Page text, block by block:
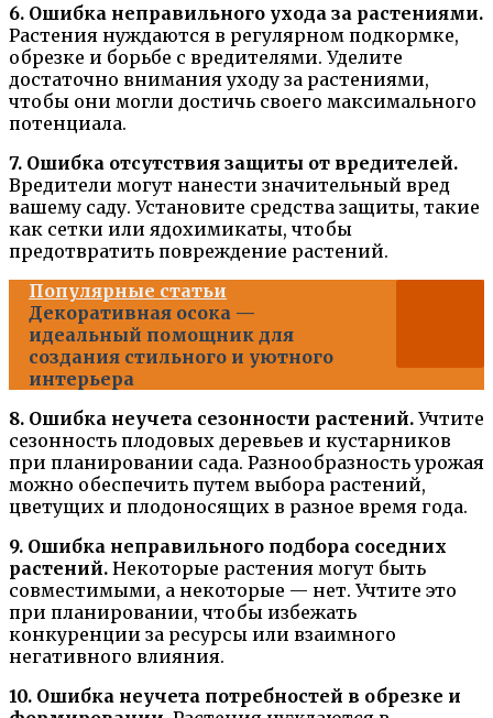
6. Ошибка неправильного ухода за растениями.
Растения нуждаются в регулярном подкормке,
обрезке и борьбе с вредителями. Уделите
достаточно внимания уходу за растениями,
чтобы они могли достичь своего максимального
потенциала.
7. Ошибка отсутствия защиты от вредителей.
Вредители могут нанести значительный вред
вашему саду. Установите средства защиты, такие
как сетки или ядохимикаты, чтобы
предотвратить повреждение растений.
Популярные статьи
Декоративная осока —
идеальный помощник для
создания стильного и уютного
интерьера
8. Ошибка неучета сезонности растений. Учтите
сезонность плодовых деревьев и кустарников
при планировании сада. Разнообразность урожая
можно обеспечить путем выбора растений,
цветущих и плодоносящих в разное время года.
9. Ошибка неправильного подбора соседних
растений. Некоторые растения могут быть
совместимыми, а некоторые — нет. Учтите это
при планировании, чтобы избежать
конкуренции за ресурсы или взаимного
негативного влияния.
10. Ошибка неучета потребностей в обрезке и